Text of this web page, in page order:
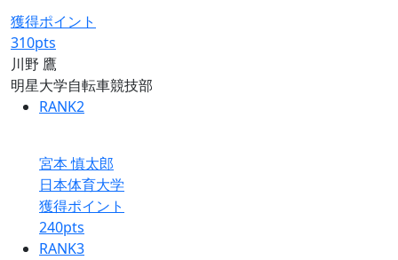
獲得ポイント
310pts
川野 鷹
明星大学自転車競技部
RANK2
宮本 慎太郎
日本体育大学
獲得ポイント
240pts
RANK3